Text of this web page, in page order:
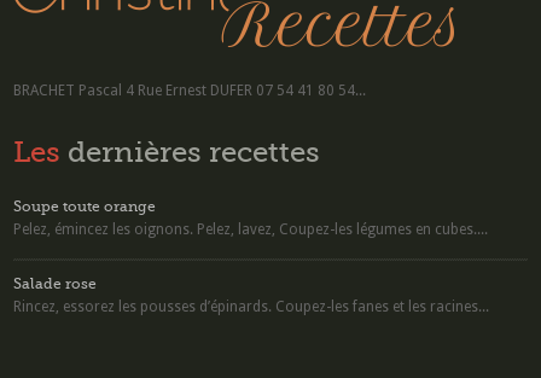
BRACHET Pascal 4 Rue Ernest DUFER 07 54 41 80 54...
Les dernières recettes
Soupe toute orange
Pelez, émincez les oignons. Pelez, lavez, Coupez-les légumes en cubes....
Salade rose
Rincez, essorez les pousses d’épinards. Coupez-les fanes et les racines...